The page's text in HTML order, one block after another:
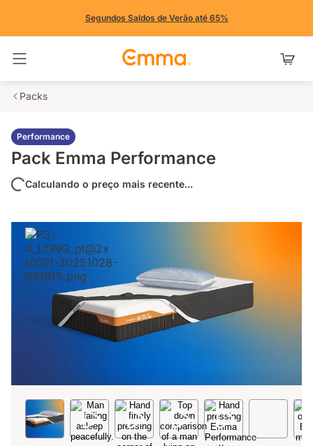
Segundos Saldos de Verão até 65%
Packs
Performance
Pack Emma Performance
Calculando o preço mais recente...